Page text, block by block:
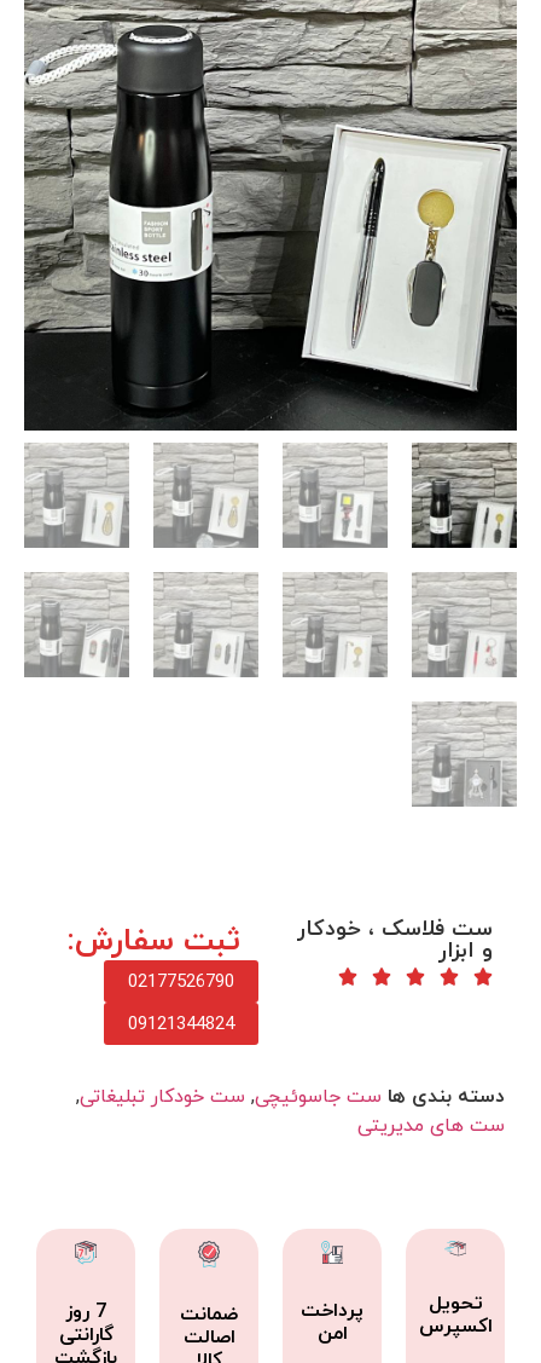
ست فلاسک ، خودکار
و ابزار ثبت سفارش:
02177526790
09121344824
دسته بندی ها ست جاسوئیچی, ست خودکار تبلیغاتی,
ست های مدیریتی
تحویل
اکسپرس پرداخت
امن
ضمانت
اصالت
7 روز
گارانتی